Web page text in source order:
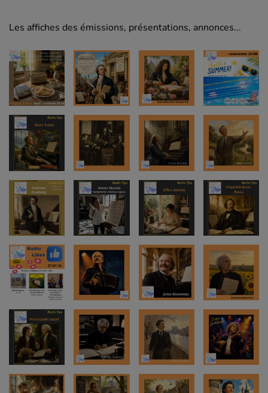
Les affiches des émissions, présentations, annonces...